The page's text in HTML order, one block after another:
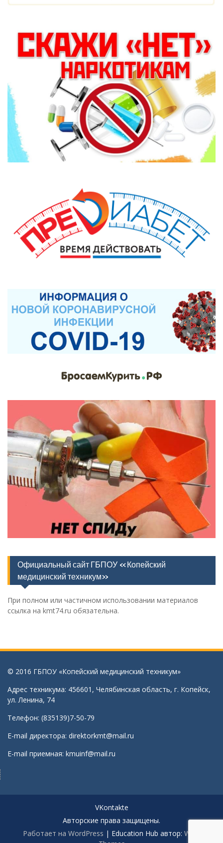
Официальный сайт ГБПОУ «Копейский
медицинский техникум»
При полном или частичном использовании материалов
ссылка на kmt74.ru обязательна.
© 2016 ГБПОУ «Копейский медицинский техникум»
Адрес техникума: 456601, Челябинская область, г. Копейск,
ул. Ленина, 74
Телефон: (835139)7-50-79
E-mail директора: direktorkmt@mail.ru
E-mail приемная: kmuinf@mail.ru
VKontakte
Авторские права защищены.
Работает на WordPress | Education Hub автор: WEN